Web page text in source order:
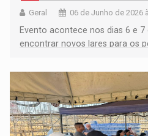
Geral 06 de Junho de 2026
Evento acontece nos dias 6 e 7
encontrar novos lares para os